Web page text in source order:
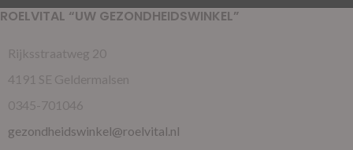
ROELVITAL “UW GEZONDHEIDSWINKEL”
Rijksstraatweg 20
4191 SE Geldermalsen
0345-701046
gezondheidswinkel@roelvital.nl